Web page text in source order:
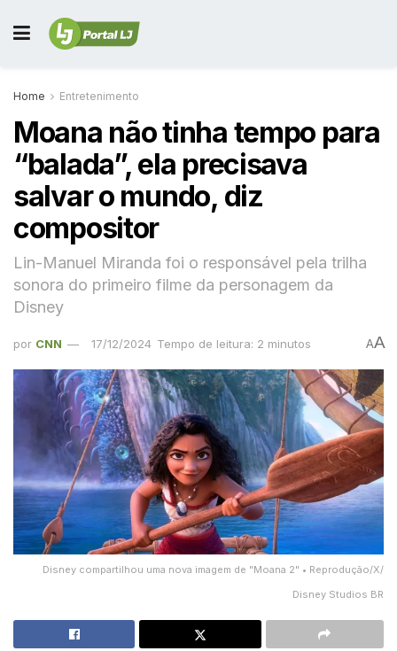
Home Entretenimento
Moana não tinha tempo para
“balada”, ela precisava
salvar o mundo, diz
compositor
Lin-Manuel Miranda foi o responsável pela trilha
sonora do primeiro filme da personagem da
Disney
por CNN 17/12/2024 Tempo de leitura: 2 minutos AA
Disney compartilhou uma nova imagem de "Moana 2" • Reprodução/X/
Disney Studios BR